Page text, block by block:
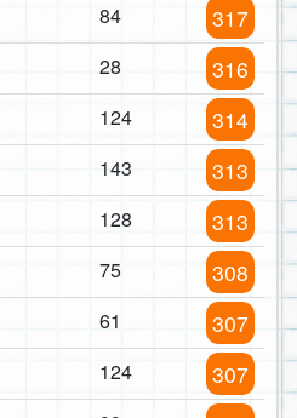
84 317
28 316
124 314
143 313
128 313
75 308
61 307
124 307